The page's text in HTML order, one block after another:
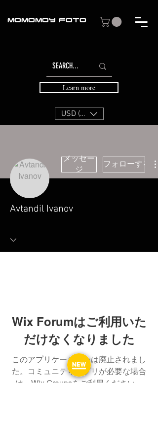
MOMOMOY FOTO
USD ($)
Learn more
メッセー
ジ
フォローする
Avtandil Ivanov
Wix Forumはご利用いた
だけなくなりました
このアプリケーションは廃止されまし
た。コミュニティアプリが必要な場合
は、Wix Groupsをご利用ください。